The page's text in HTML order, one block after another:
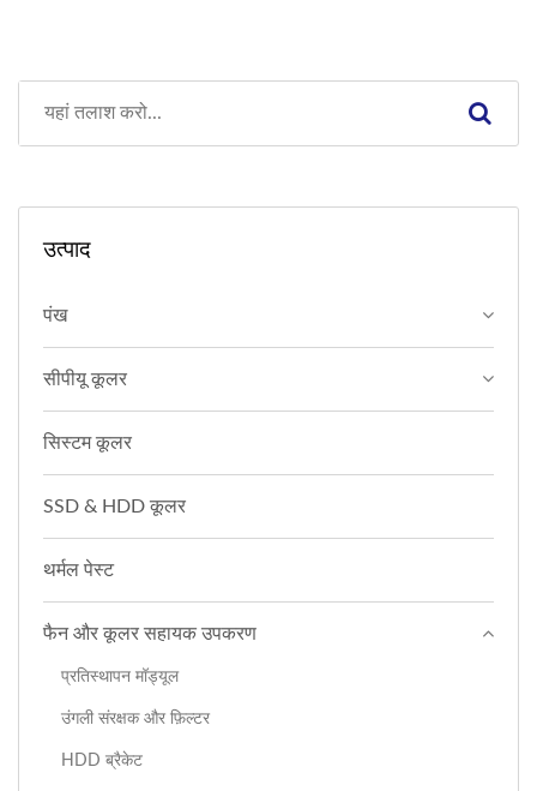
उत्पाद
पंख
सीपीयू कूलर
सिस्टम कूलर
SSD & HDD कूलर
थर्मल पेस्ट
फैन और कूलर सहायक उपकरण
प्रतिस्थापन मॉड्यूल
उंगली संरक्षक और फ़िल्टर
HDD ब्रैकेट